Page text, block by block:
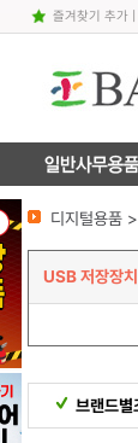
즐겨찾기 추가|
디지털용품 >
USB 저장장치
브랜드별